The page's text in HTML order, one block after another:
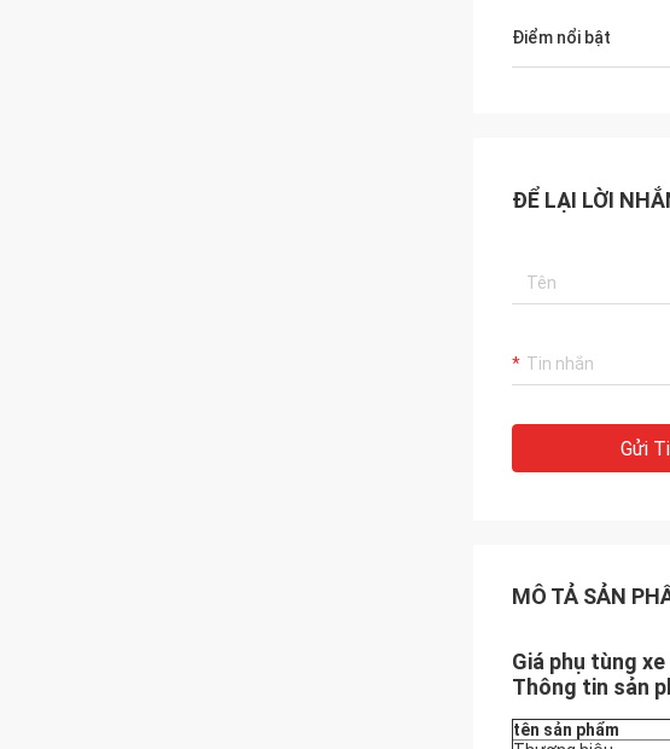
Điểm nổi bật
ĐỂ LẠI LỜI
Gửi
MÔ TẢ SẢN
Giá phụ tùng
Thông tin sản
tên sản phẩm